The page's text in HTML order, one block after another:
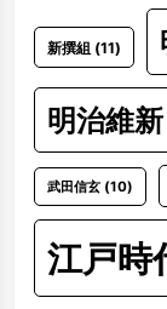
新撰組(11)
明治維新
武田信玄(10)
江戸時